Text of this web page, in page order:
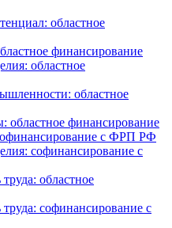
областное
финансирование
областное
областное
областное финансирование
с ФРП РФ
софинансирование с
областное
софинансирование с